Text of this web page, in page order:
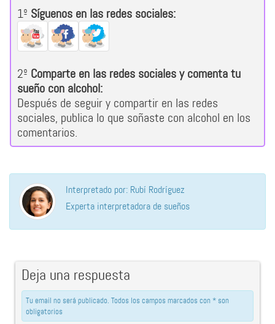
1º Síguenos en las redes sociales:
2º Comparte en las redes sociales y comenta tu
sueño con alcohol:
Después de seguir y compartir en las redes
sociales, publica lo que soñaste con alcohol en los
comentarios.
Interpretado por: Rubí Rodríguez
Experta interpretadora de sueños
Deja una respuesta
Tu email no será publicado. Todos los campos marcados con * son
obligatorios